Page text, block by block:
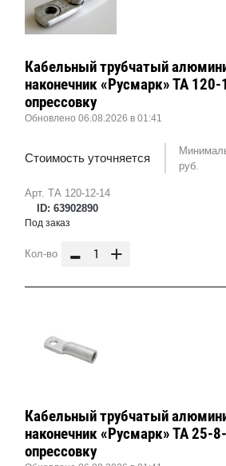
Арт. ТА 120-12-14
ID: 63902890
Кабельный трубчатый
наконечник «Русмарк» ТА
опрессовку
Обновлено 06.08.2026 в 01:41
Стоимость уточняется
руб.
Под заказ
Кол-во - +
Кабельный трубчатый
наконечник «Русмарк» ТА 25-
опрессовку